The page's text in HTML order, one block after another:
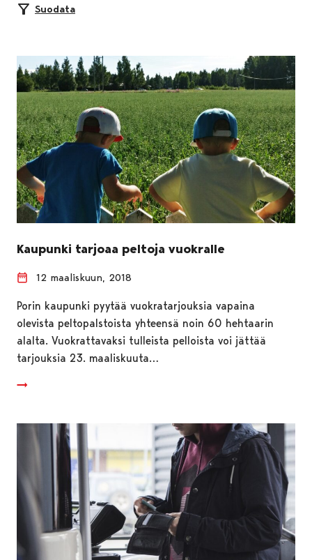
Suodata
Kaupunki tarjoaa peltoja vuokralle
12 maaliskuun, 2018
Porin kaupunki pyytää vuokratarjouksia vapaina
olevista peltopalstoista yhteensä noin 60 hehtaarin
alalta. Vuokrattavaksi tulleista pelloista voi jättää
tarjouksia 23. maaliskuuta…